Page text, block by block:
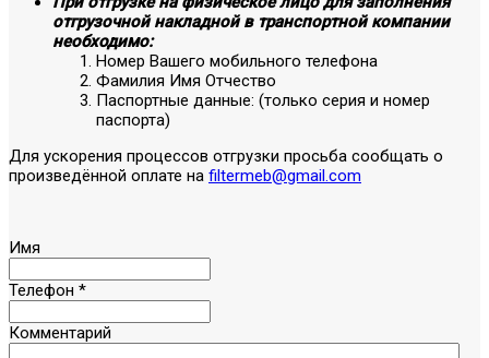
отгрузочной накладной в транспортной компании
необходимо:
Номер Вашего мобильного телефона
Фамилия Имя Отчество
Паспортные данные: (только серия и номер
паспорта)
Для ускорения процессов отгрузки просьба сообщать о
произведённой оплате на filtermeb@gmail.com
Имя
Телефон *
Комментарий